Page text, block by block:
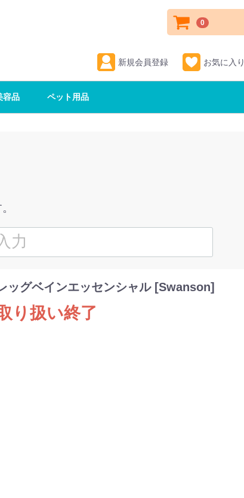
新規会員登録 お気に入り
0
容品 ペット用品
ッグベインエッセンシャル [Swanson]
り扱い終了